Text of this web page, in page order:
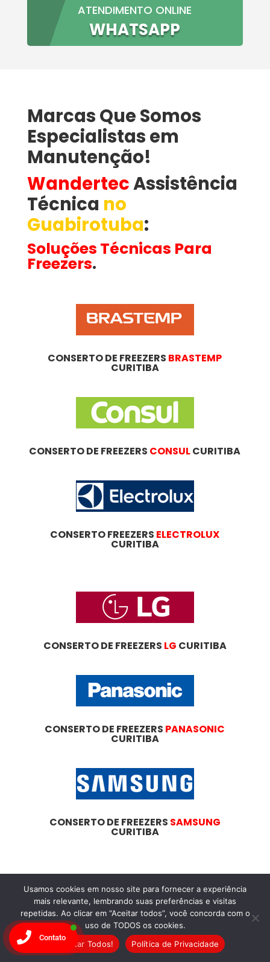
ATENDIMENTO ONLINE
WHATSAPP
Marcas Que Somos
Especialistas em
Manutenção!
WandertecAssistência
Técnica no
Guabirotuba​:
Soluções Técnicas Para
Freezers.
CONSERTO DE FREEZERS BRASTEMP
CURITIBA
CONSERTO DE FREEZERS CONSULCURITIBA
CONSERTO FREEZERS ELECTROLUX
CURITIBA
CONSERTO DE FREEZERS LG CURITIBA
CONSERTO DE FREEZERS PANASONIC
CURITIBA
CONSERTO DE FREEZERS SAMSUNG
CURITIBA
DicasEssenciais
Para
Usamos cookies em nosso site para fornecer a experiência
mais relevante, lembrando suas preferências e visitas
repetidas. Ao clicar em “Aceitar todos”, você concorda com o
uso de TODOS os cookies.
Aceitar Todos!
Política de Privacidade
Contato